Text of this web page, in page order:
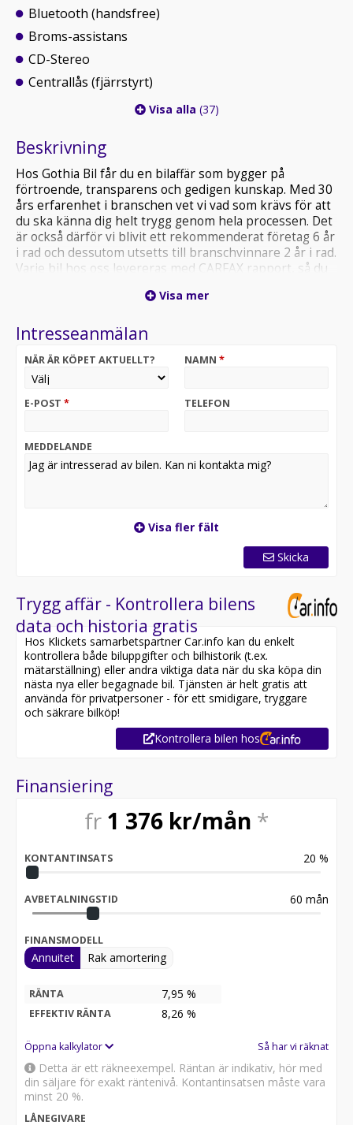
Bluetooth (handsfree)
Broms-assistans
CD-Stereo
Centrallås (fjärrstyrt)
Visa alla (37)
Beskrivning
Hos Gothia Bil får du en bilaffär som bygger på
förtroende, transparens och gedigen kunskap. Med 30
års erfarenhet i branschen vet vi vad som krävs för att
du ska känna dig helt trygg genom hela processen. Det
är också därför vi blivit ett rekommenderat företag 6 år
i rad och dessutom utsetts till branschvinnare 2 år i rad.
Varje bil hos oss levereras med CARFAX rapport, så du
Förare, mm.
Vill du titta närmare på en bil innan du kommer förbi?
Vi erbjuder VIDEOSAMTAL där vi visar bilen i realtid och
Registreringsavgift 495kr tillkommer
Visa mer
Intresseanmälan
NÄR ÄR KÖPET AKTUELLT? NAMN *
E-POST * TELEFON
MEDDELANDE
Visa fler fält
Skicka
Trygg affär - Kontrollera bilens
data och historia gratis
Hos Klickets samarbetspartner Car.info kan du enkelt
kontrollera både biluppgifter och bilhistorik (t.ex.
mätarställning) eller andra viktiga data när du ska köpa din
nästa nya eller begagnade bil. Tjänsten är helt gratis att
använda för privatpersoner - för ett smidigare, tryggare
och säkrare bilköp!
Kontrollera bilen hos
Finansiering
fr 1 376 kr/mån *
KONTANTINSATS 20 %
AVBETALNINGSTID 60 mån
FINANSMODELL
Annuitet Rak amortering
RÄNTA 7,95 %
EFFEKTIV RÄNTA 8,26 %
Öppna kalkylator Så har vi räknat
Detta är ett räkneexempel. Räntan är indikativ, hör med
din säljare för exakt räntenivå. Kontantinsatsen måste vara
minst 20 %.
LÅNEGIVARE